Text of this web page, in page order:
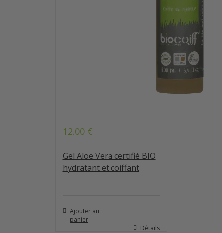
12.00 €
Gel Aloe Vera certifié BIO
hydratant et coiffant
Ajouter au
panier
Détails